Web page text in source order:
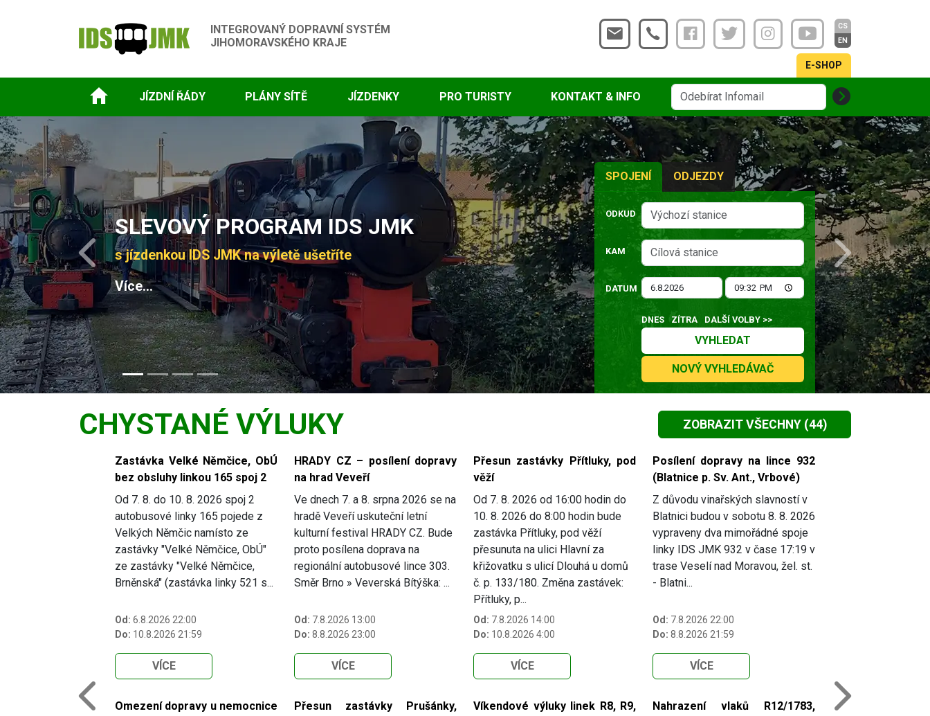
INTEGROVANÝ DOPRAVNÍ SYSTÉM
JIHOMORAVSKÉHO KRAJE
CS
EN
E-SHOP
JÍZDNÍ ŘÁDY PLÁNY SÍTĚ JÍZDENKY PRO TURISTY KONTAKT & INFO
SLEVOVÝ PROGRAM IDS JMK
s jízdenkou IDS JMK na výletě ušetříte
Více...
Previous Next
SPOJENÍ ODJEZDY
ODKUD
KAM
DATUM
DNES ZÍTRA DALŠÍ VOLBY >>
VYHLEDAT
NOVÝ VYHLEDÁVAČ
CHYSTANÉ VÝLUKY ZOBRAZIT VŠECHNY(44)
Slide 1 of 6
Zastávka Velké Němčice, ObÚ
bez obsluhy linkou 165 spoj 2
Od 7. 8. do 10. 8. 2026 spoj 2
autobusové linky 165 pojede z
Velkých Němčic namísto ze
zastávky "Velké Němčice, ObÚ"
ze zastávky "Velké Němčice,
Brněnská" (zastávka linky 521 s...
Od: 6.8.2026 22:00
Do: 10.8.2026 21:59
VÍCE
HRADY CZ – posílení dopravy
na hrad Veveří
Ve dnech 7. a 8. srpna 2026 se na
hradě Veveří uskuteční letní
kulturní festival HRADY CZ. Bude
proto posílena doprava na
regionální autobusové lince 303.
Směr Brno » Veverská Bítýška: ...
Od: 7.8.2026 13:00
Do: 8.8.2026 23:00
VÍCE
Přesun zastávky Přítluky, pod
věží
Od 7. 8. 2026 od 16:00 hodin do
10. 8. 2026 do 8:00 hodin bude
zastávka Přítluky, pod věží
přesunuta na ulici Hlavní za
křižovatku s ulicí Dlouhá u domů
č. p. 133/180. Změna zastávek:
Přítluky, p...
Od: 7.8.2026 14:00
Do: 10.8.2026 4:00
VÍCE
Posílení dopravy na lince 932
(Blatnice p. Sv. Ant., Vrbové)
Z důvodu vinařských slavností v
Blatnici budou v sobotu 8. 8. 2026
vypraveny dva mimořádné spoje
linky IDS JMK 932 v čase 17:19 v
trase Veselí nad Moravou, žel. st.
- Blatni...
Od: 7.8.2026 22:00
Do: 8.8.2026 21:59
VÍCE
Omezení dopravy u nemocnice
Přesun zastávky Prušánky,
Víkendové výluky linek R8, R9,
Nahrazení vlaků R12/1783,
Previous